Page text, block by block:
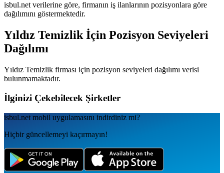
isbul.net verilerine göre, firmanın iş ilanlarının pozisyonlara göre
dağılımını göstermektedir.
Yıldız Temizlikİçin Pozisyon Seviyeleri
Dağılımı
Yıldız Temizlik firması için pozisyon seviyeleri dağılımı verisi
bulunmamaktadır.
İlginizi Çekebilecek Şirketler
isbul.net mobil uygulamаsını indirdiniz mi?
Hiçbir güncellemeyi kaçırmayın!